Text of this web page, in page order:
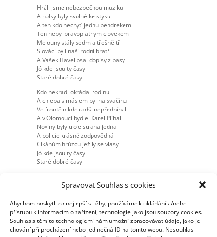
Spravovat Souhlas s cookies
Abychom poskytli co nejlepší služby, používáme k ukládání a/nebo
přístupu k informacím o zařízení, technologie jako jsou soubory cookies.
Souhlas s těmito technologiemi nám umožní zpracovávat údaje, jako je
chování při procházení nebo jedinečná ID na tomto webu. Nesouhlas
Hráli jsme nebezpečnou muziku
A holky byly svolné ke styku
A ten kdo nechyt‘ jednu pendrekem
Ten nebyl právoplatným člověkem
Melouny stály sedm a třešně tři
Slováci byli naši rodní bratři
A Vašek Havel psal dopisy z basy
Jó kde jsou ty časy
Staré dobré časy
Kdo nekradl okrádal rodinu
A chleba s máslem byl na svačinu
Ve frontě nikdo radši nepředbíhal
A v Olomouci bydlel Karel Plíhal
Noviny byly troje strana jedna
A policie krásně zodpovědná
Cikánům hrůzou ježily se vlasy
Jó kde jsou ty časy
Staré dobré časy
A žáci byli disciplinovaní
Prezident na hradě nepřekážel
Dostat se za železnou střeženou zeď
To bylo dobrodružství ne jako teď
Teď mají všichni vůkol svoje pasy